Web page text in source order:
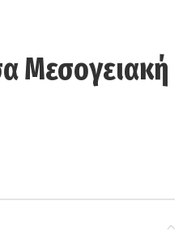
Μεσογειακή